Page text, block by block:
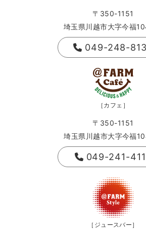
〒350-1151
埼玉県川越市大字今福
049-248-
［カフェ］
〒350-1151
埼玉県川越市大字今福
049-241-
［ジュースバー］